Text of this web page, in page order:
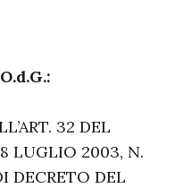
32 DEL
LUGLIO 2003, N.
DECRETO DEL